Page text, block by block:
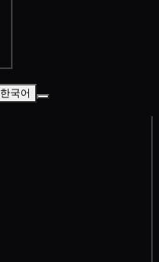
한국어